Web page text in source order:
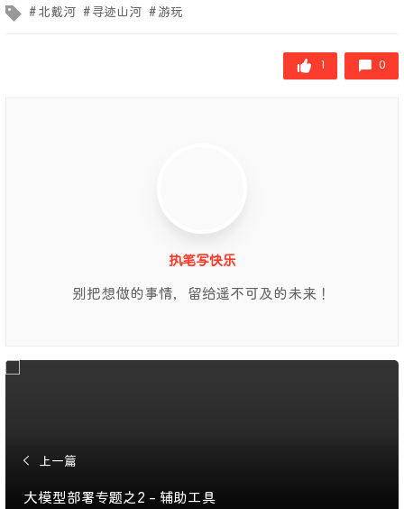
文章标签
北戴河 寻迹山河 游玩
1 0
执笔写快乐
别把想做的事情，留给遥不可及的未来！
上一篇
大模型部署专题之2 - 辅助工具